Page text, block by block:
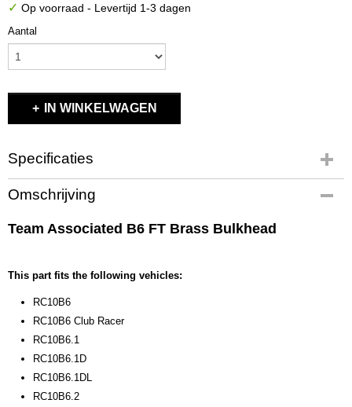
✓ Op voorraad - Levertijd 1-3 dagen
Aantal
IN WINKELWAGEN
Specificaties
Productcode
91659
EAN code
91659
0,10 Kg
Omschrijving
Team Associated B6 FT Brass Bulkhead
This part fits the following vehicles:
RC10B6
RC10B6 Club Racer
RC10B6.1
RC10B6.1D
RC10B6.1DL
RC10B6.2